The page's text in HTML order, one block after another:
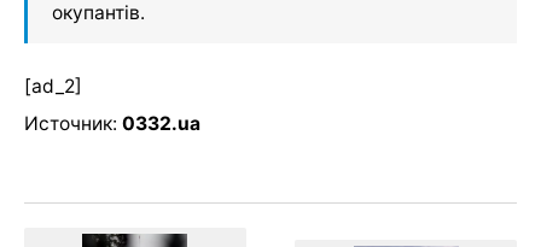
окупантів.
[ad_2]
Источник: 0332.ua